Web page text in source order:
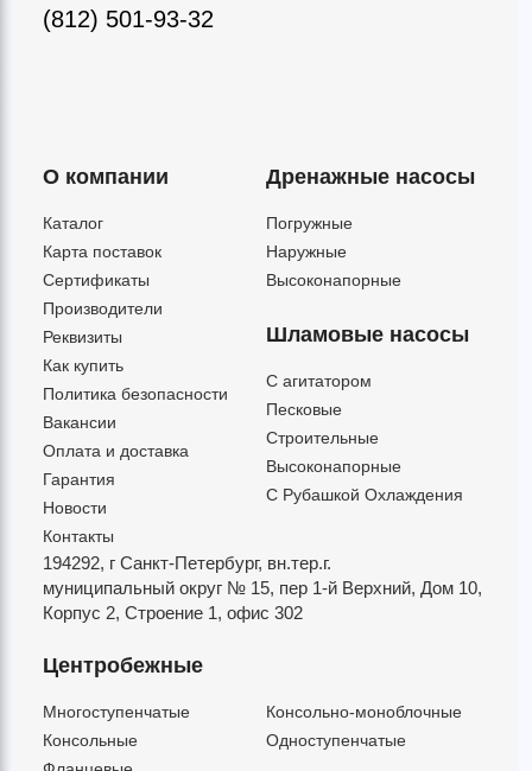
(812) 501-93-32
О компании
Каталог
Карта поставок
Сертификаты
Производители
Реквизиты
Как купить
Политика безопасности
Вакансии
Оплата и доставка
Гарантия
Новости
Контакты
Дренажные насосы
Погружные
Наружные
Высоконапорные
Шламовые насосы
C агитатором
Песковые
Строительные
Высоконапорные
С Рубашкой Охлаждения
194292, г Санкт-Петербург, вн.тер.г.
муниципальный округ № 15, пер 1-й Верхний, Дом 10,
Корпус 2, Строение 1, офис 302
Центробежные
Многоступенчатые
Консольно-моноблочные
Консольные
Одноступенчатые